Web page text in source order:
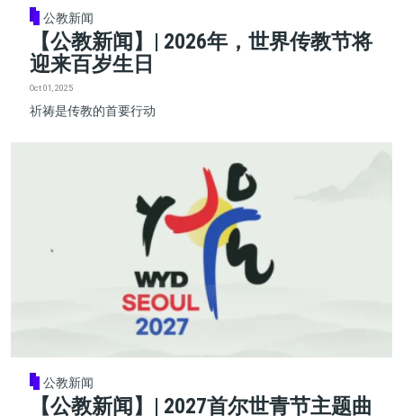
公教新闻
【公教新闻】| 2026年，世界传教节将
迎来百岁生日
Oct 01, 2025
祈祷是传教的首要行动
公教新闻
【公教新闻】| 2027首尔世青节主题曲